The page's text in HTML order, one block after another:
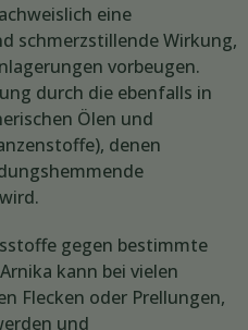
eine
schmerzstillende Wirkung,
vorbeugen.
durch die ebenfalls in
Ölen und
denen
gegen bestimmte
kann bei vielen
Flecken oder Prellungen,
und